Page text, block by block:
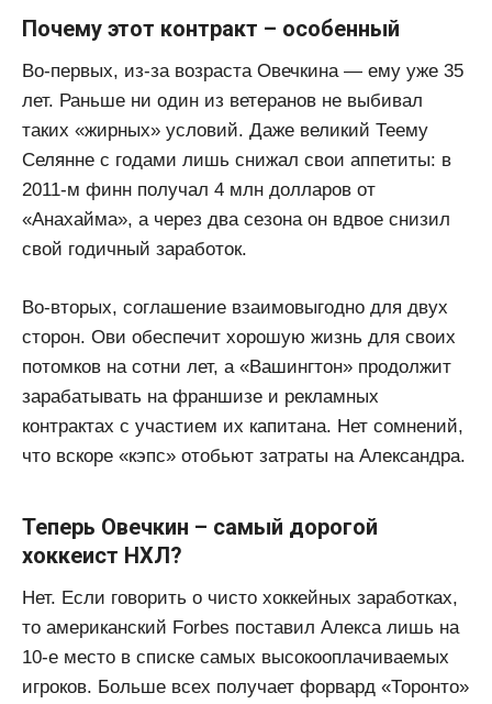
Почему этот контракт – особенный
Во-первых, из-за возраста Овечкина — ему уже 35
лет. Раньше ни один из ветеранов не выбивал
таких «жирных» условий. Даже великий Теему
Селянне с годами лишь снижал свои аппетиты: в
2011-м финн получал 4 млн долларов от
«Анахайма», а через два сезона он вдвое снизил
свой годичный заработок.
Во-вторых, соглашение взаимовыгодно для двух
сторон. Ови обеспечит хорошую жизнь для своих
потомков на сотни лет, а «Вашингтон» продолжит
зарабатывать на франшизе и рекламных
контрактах с участием их капитана. Нет сомнений,
что вскоре «кэпс» отобьют затраты на Александра.
Теперь Овечкин – самый дорогой
хоккеист НХЛ?
Нет. Если говорить о чисто хоккейных заработках,
то американский Forbes поставил Алекса лишь на
10-е место в списке самых высокооплачиваемых
игроков. Больше всех получает форвард «Торонто»